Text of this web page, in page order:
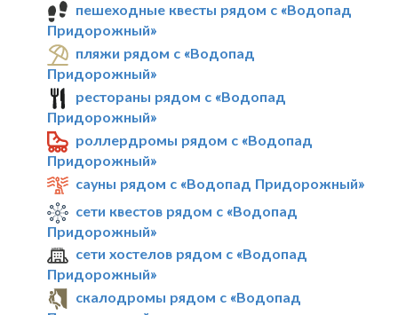
пешеходные квесты рядом с «Водопад
Придорожный»
пляжи рядом с «Водопад
Придорожный»
рестораны рядом с «Водопад
Придорожный»
роллердромы рядом с «Водопад
Придорожный»
сауны рядом с «Водопад Придорожный»
сети квестов рядом с «Водопад
Придорожный»
сети хостелов рядом с «Водопад
Придорожный»
скалодромы рядом с «Водопад